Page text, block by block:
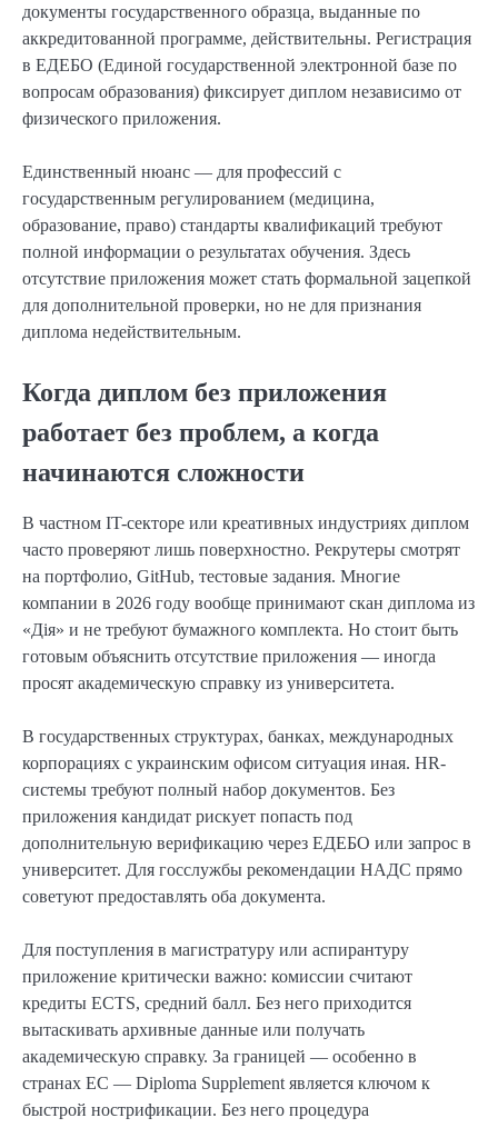
документы государственного образца, выданные по
аккредитованной программе, действительны. Регистрация
в ЕДЕБО (Единой государственной электронной базе по
вопросам образования) фиксирует диплом независимо от
физического приложения.
Единственный нюанс — для профессий с
государственным регулированием (медицина,
образование, право) стандарты квалификаций требуют
полной информации о результатах обучения. Здесь
отсутствие приложения может стать формальной зацепкой
для дополнительной проверки, но не для признания
диплома недействительным.
Когда диплом без приложения
работает без проблем, а когда
начинаются сложности
В частном IT-секторе или креативных индустриях диплом
часто проверяют лишь поверхностно. Рекрутеры смотрят
на портфолио, GitHub, тестовые задания. Многие
компании в 2026 году вообще принимают скан диплома из
«Дія» и не требуют бумажного комплекта. Но стоит быть
готовым объяснить отсутствие приложения — иногда
просят академическую справку из университета.
В государственных структурах, банках, международных
корпорациях с украинским офисом ситуация иная. HR-
системы требуют полный набор документов. Без
приложения кандидат рискует попасть под
дополнительную верификацию через ЕДЕБО или запрос в
университет. Для госслужбы рекомендации НАДС прямо
советуют предоставлять оба документа.
Для поступления в магистратуру или аспирантуру
приложение критически важно: комиссии считают
кредиты ECTS, средний балл. Без него приходится
вытаскивать архивные данные или получать
академическую справку. За границей — особенно в
странах ЕС — Diploma Supplement является ключом к
быстрой нострификации. Без него процедура